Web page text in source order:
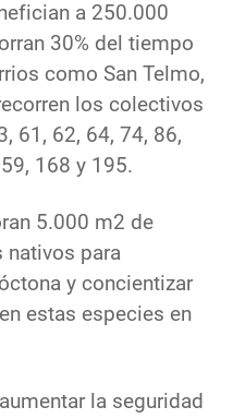
a 250.000
30% del tiempo
como San Telmo,
los colectivos
61, 62, 64, 74, 86,
168 y 195.
5.000 m2 de
nativos para
y concientizar
estas especies en
la seguridad